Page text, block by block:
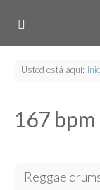
Usted está aquí:
167 bpm
Reggae